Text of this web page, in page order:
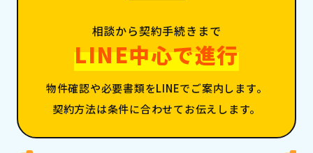
相談から契約手続きまで
LINE中心で進行
物件確認や必要書類をLINEでご案内します。
契約方法は条件に合わせてお伝えします。